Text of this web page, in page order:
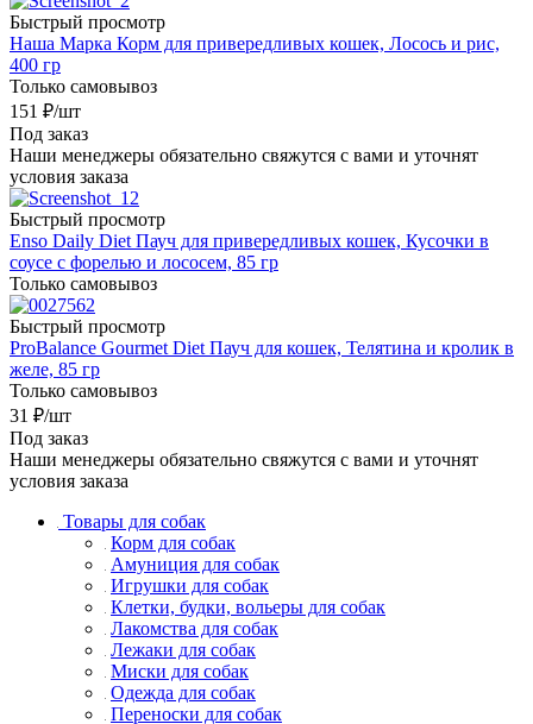
Быстрый просмотр
Наша Марка Корм для привередливых кошек, Лосось и рис,
400 гр
Только самовывоз
151 ₽/шт
Под заказ
Наши менеджеры обязательно свяжутся с вами и уточнят
условия заказа
Быстрый просмотр
Enso Daily Diet Пауч для привередливых кошек, Кусочки в
соусе с форелью и лососем, 85 гр
Только самовывоз
Быстрый просмотр
ProBalance Gourmet Diet Пауч для кошек, Телятина и кролик в
желе, 85 гр
Только самовывоз
31 ₽/шт
Под заказ
Наши менеджеры обязательно свяжутся с вами и уточнят
условия заказа
Товары для собак
Корм для собак
Амуниция для собак
Игрушки для собак
Клетки, будки, вольеры для собак
Лакомства для собак
Лежаки для собак
Миски для собак
Одежда для собак
Переноски для собак